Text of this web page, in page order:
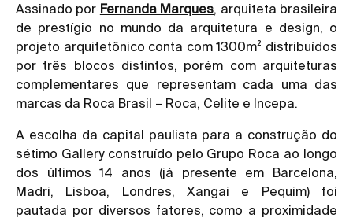
Assinado por Fernanda Marques , arquiteta brasileira
de prestígio no mundo da arquitetura e design, o
projeto arquitetônico conta com 1300m² distribuídos
por três blocos distintos, porém com arquiteturas
complementares que representam cada uma das
marcas da Roca Brasil – Roca, Celite e Incepa.
A escolha da capital paulista para a construção do
sétimo Gallery construído pelo Grupo Roca ao longo
dos últimos 14 anos (já presente em Barcelona,
Madri, Lisboa, Londres, Xangai e Pequim) foi
pautada por diversos fatores, como a proximidade